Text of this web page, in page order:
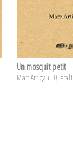
Un mosquit petit
Marc Artigau i Queralt